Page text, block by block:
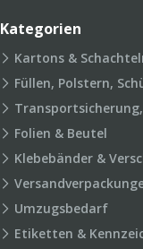
Kategorien
Kartons &
Füllen, Polstern,
Folien & Beutel
Klebebänder &
Umzugsbedarf
Etiketten &